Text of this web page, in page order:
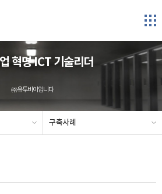
혁명 ICT 기술리더
㈜유투비이입니다
구축사례